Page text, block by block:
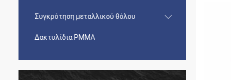
Συγκρότηση μεταλλικού θόλου
Δακτυλίδια PMMA